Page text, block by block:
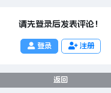
请先登录后发表评论！
登录 注册
返回